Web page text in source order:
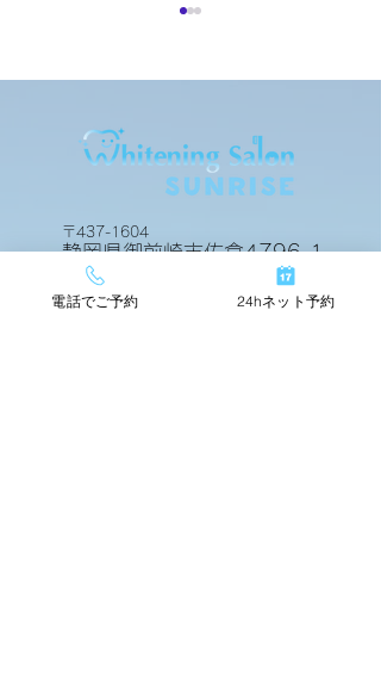
ビフォアーアフター
〒437-1604
静岡県御前崎市佐倉4796-1
24hネットで簡単予約
電話でご予約 24hネット予約